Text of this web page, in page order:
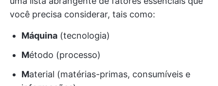
você precisa considerar, tais como:
Máquina (tecnologia)
Método (processo)
Material (matérias-primas, consumíveis e